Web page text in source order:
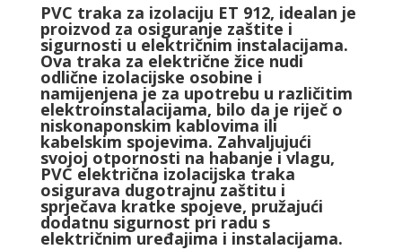
PVC traka za izolaciju ET 912, idealan je
proizvod za osiguranje zaštite i
sigurnosti u električnim instalacijama.
Ova traka za električne žice nudi
odlične izolacijske osobine i
namijenjena je za upotrebu u različitim
elektroinstalacijama, bilo da je riječ o
niskonaponskim kablovima ili
kabelskim spojevima. Zahvaljujući
svojoj otpornosti na habanje i vlagu,
PVC električna izolacijska traka
osigurava dugotrajnu zaštitu i
sprječava kratke spojeve, pružajući
dodatnu sigurnost pri radu s
električnim uređajima i instalacijama.